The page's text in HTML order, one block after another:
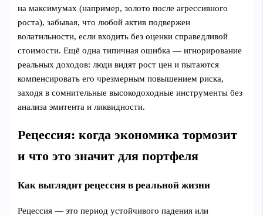
на максимумах (например, золото после агрессивного
роста), забывая, что любой актив подвержен
волатильности, если входить без оценки справедливой
стоимости. Ещё одна типичная ошибка — игнорирование
реальных доходов: люди видят рост цен и пытаются
компенсировать его чрезмерным повышением риска,
заходя в сомнительные высокодоходные инструменты без
анализа эмитента и ликвидности.
Рецессия: когда экономика тормозит
и что это значит для портфеля
Как выглядит рецессия в реальной жизни
Рецессия — это период устойчивого падения или